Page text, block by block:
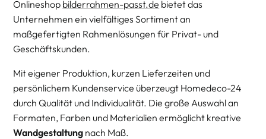
Onlineshop bilderrahmen-passt.de bietet das
Unternehmen ein vielfältiges Sortiment an
maßgefertigten Rahmenlösungen für Privat- und
Geschäftskunden.
Mit eigener Produktion, kurzen Lieferzeiten und
persönlichem Kundenservice überzeugt Homedeco-24
durch Qualität und Individualität. Die große Auswahl an
Formaten, Farben und Materialien ermöglicht kreative
Wandgestaltung nach Maß.